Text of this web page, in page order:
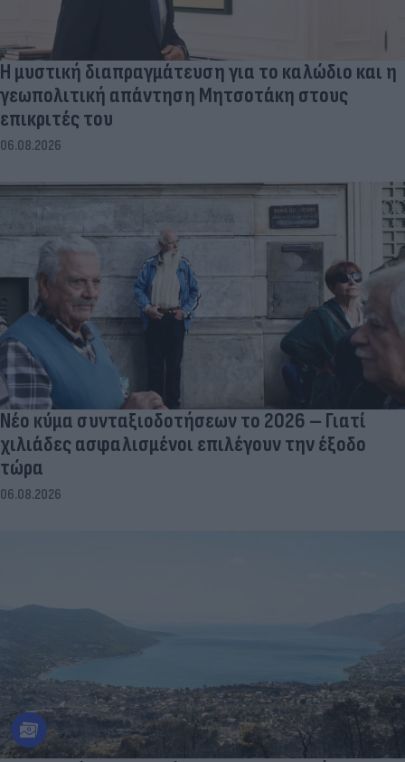
Η μυστική διαπραγμάτευση για το καλώδιο και η
γεωπολιτική απάντηση Μητσοτάκη στους
επικριτές του
06.08.2026
Νέο κύμα συνταξιοδοτήσεων το 2026 – Γιατί
χιλιάδες ασφαλισμένοι επιλέγουν την έξοδο
τώρα
06.08.2026